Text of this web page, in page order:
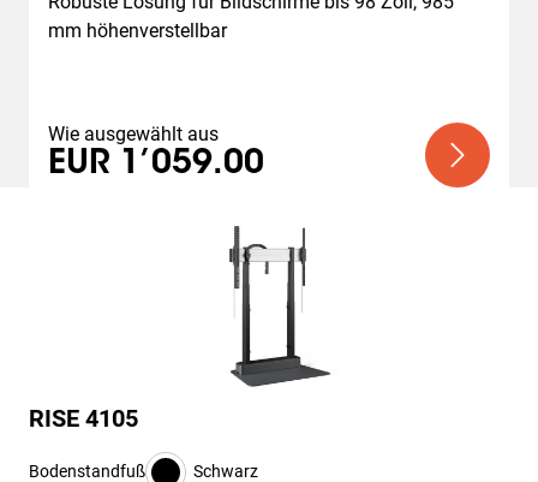
mm höhenverstellbar
Wie ausgewählt aus
EUR 1’059.00
RISE 4105
Bodenstandfuß Schwarz